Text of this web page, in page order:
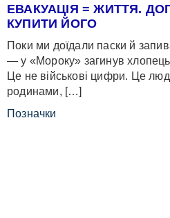
ЕВАКУАЦІЯ = ЖИТТЯ.
КУПИТИ ЙОГО
Поки ми доїдали паски й
— у «Мороку» загинув
Це не військові цифри. Це
родинами, […]
Позначки